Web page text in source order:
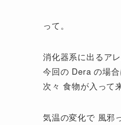
って。
消化器系に出るア
今回の Dera の場
次々 食物が入っ
気温の変化で 風邪